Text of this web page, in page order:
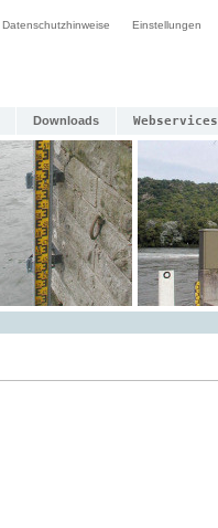
Datenschutzhinweise Einstellungen
Downloads Webservices